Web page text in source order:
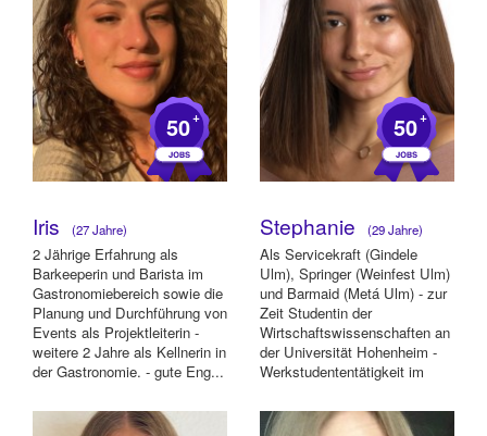
50+
Iris (27 Jahre)
2 Jährige Erfahrung als
Barkeeperin und Barista im
Gastronomiebereich sowie die
Planung und Durchführung von
Events als Projektleiterin -
weitere 2 Jahre als Kellnerin in
der Gastronomie. - gute Eng...
50+
Stephanie (29 Jahre)
Als Servicekraft (Gindele
Ulm), Springer (Weinfest Ulm)
und Barmaid (Metá Ulm) - zur
Zeit Studentin der
Wirtschaftswissenschaften an
der Universität Hohenheim -
Werkstudententätigkeit im